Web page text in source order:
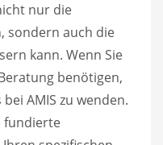
nur die
sondern auch die
kann. Wenn Sie
benötigen,
AMIS zu wenden.
fundierte